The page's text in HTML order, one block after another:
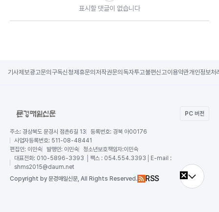
표시할 댓글이 없습니다
기사제보광고문의 구독신청제휴문의 저작권문의 독자투고불편신고이용약관개인정보처
PC 버전
주소: 경상북도 문경시 점촌6길 13 등록번호: 경북 아00176
사업자등록번호: 511-08-48441
편집인: 이민숙 발행인: 이민숙 청소년보호책임자:이민숙
대표전화: 010-5896-3393 │팩스 : 054.554.3393│E-mail :
shms2015@daum.net
Copyright by 문경매일신문, All Rights Reserved. RSS